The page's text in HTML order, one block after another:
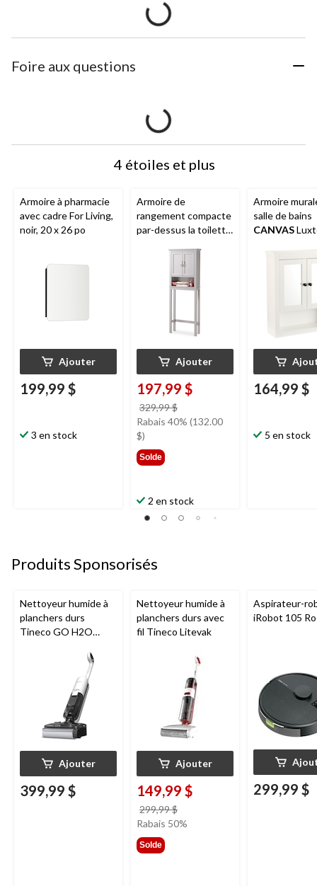
Foire aux questions
4 étoiles et plus
Armoire à pharmacie
avec cadre For Living,
noir, 20 x 26 po
Ajouter
199,99 $
3 en stock
Armoire de
rangement compacte
par-dessus la toilette
Elena, gris
Ajouter
197,99 $
329,99 $
était
Rabais 40% (132.00
$)
Solde
2 en stock
Armoire
salle de bains
CANVAS
164,99 $
5 en stock
Produits Sponsorisés
Nettoyeur humide à
planchers durs
Tineco GO H2O
Ajouter
399,99 $
Nettoyeur humide à
planchers durs avec
fil Tineco Litevak
Ajouter
149,99 $
299,99 $
était
Rabais 50%
Solde
Aspirateur-
iRobot 105
299,99 $